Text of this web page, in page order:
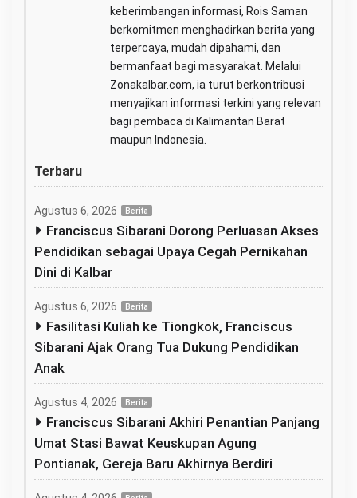
keberimbangan informasi, Rois Saman
berkomitmen menghadirkan berita yang
terpercaya, mudah dipahami, dan
bermanfaat bagi masyarakat. Melalui
Zonakalbar.com, ia turut berkontribusi
menyajikan informasi terkini yang relevan
bagi pembaca di Kalimantan Barat
maupun Indonesia.
Terbaru
Agustus 6, 2026 Berita
Franciscus Sibarani Dorong Perluasan Akses
Pendidikan sebagai Upaya Cegah Pernikahan
Dini di Kalbar
Agustus 6, 2026 Berita
Fasilitasi Kuliah ke Tiongkok, Franciscus
Sibarani Ajak Orang Tua Dukung Pendidikan
Anak
Agustus 4, 2026 Berita
Franciscus Sibarani Akhiri Penantian Panjang
Umat Stasi Bawat Keuskupan Agung
Pontianak, Gereja Baru Akhirnya Berdiri